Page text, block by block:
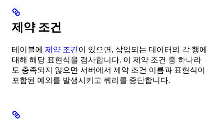
제약 조건
테이블에 제약 조건 이 있으면, 삽입되는 데이터의 각 행에
대해 해당 표현식을 검사합니다. 이 제약 조건 중 하나라
도 충족되지 않으면 서버에서 제약 조건 이름과 표현식이
포함된 예외를 발생시키고 쿼리를 중단합니다.